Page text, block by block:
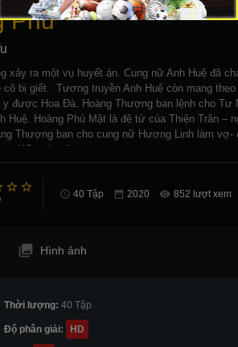
Phủ
xảy ra một vụ huyết án. Cung nữ Anh Huệ đã
cô bị giết. Tương truyền Anh Huệ còn mang
y được Hoa Đà. Hoàng Thượng ban lệnh cho Tư
Huệ. Hoàng Phủ Mật là đệ tử của Thiện Trân –
Thượng ban cho cung nữ Hương Linh làm vợ-
Kế cướp đi.
40 Tập 852 lượt xem
Hình ảnh
Thời lượng: 40 Tập
Độ phân giải: HD